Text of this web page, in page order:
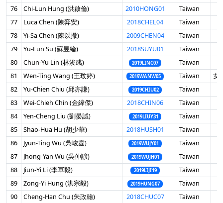
76
Chi-Lun Hung (洪啟倫) 2010HONG01 Taiwan
77
Luca Chen (陳弈安) 2018CHEL04 Taiwan
78
Yi-Sa Chen (陳以撒) 2009CHEN04 Taiwan
79
Yu-Lun Su (蘇昱綸) 2018SUYU01 Taiwan
80
Chun-Yu Lin (林浚彧) 2019LINC07 Taiwan
81
Wen-Ting Wang (王玟婷) 2019WANW05 Taiwan
女
82
Yu-Chien Chiu (邱亦謙) 2019CHIU02 Taiwan
83
Wei-Chieh Chin (金緯傑) 2018CHIN06 Taiwan
84
Yen-Cheng Liu (劉晏誠) 2019LIUY31 Taiwan
85
Shao-Hua Hu (胡少華) 2018HUSH01 Taiwan
86
Jyun-Ting Wu (吳峻霆) 2019WUJY01 Taiwan
87
Jhong-Yan Wu (吳仲諺) 2019WUJH01 Taiwan
88
Jiun-Yi Li (李軍毅) 2019LIJI19 Taiwan
89
Zong-Yi Hung (洪宗毅) 2019HUNG07 Taiwan
90
Cheng-Han Chu (朱政翰) 2018CHUC07 Taiwan